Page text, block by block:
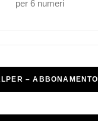
per 6 numeri
– ABBONAMENTO